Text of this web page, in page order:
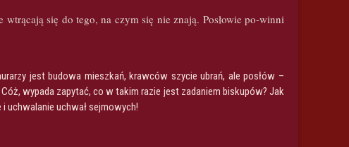
się do tego, na czym się nie znają. Posłowie po-winni
jest budowa mieszkań, krawców szycie ubrań, ale posłów –
wypada zapytać, co w takim razie jest zadaniem biskupów? Jak
uchwalanie uchwał sejmowych!